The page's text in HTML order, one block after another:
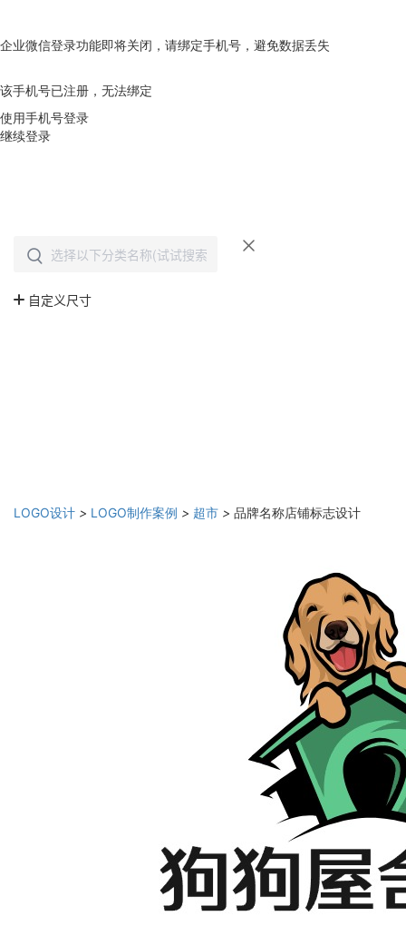
企业微信登录功能即将关闭，请绑定手机号，避免数据丢失
该手机号已注册，无法绑定
使用手机号登录
继续登录
LOGO设计 > LOGO制作案例 > 超市 > 品牌名称店铺标志设计